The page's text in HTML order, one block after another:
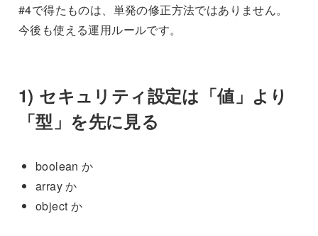
#4で得たものは、単発の修正方法ではありません。
今後も使える運用ルールです。
1) セキュリティ設定は「値」より
「型」を先に見る
boolean か
array か
object か